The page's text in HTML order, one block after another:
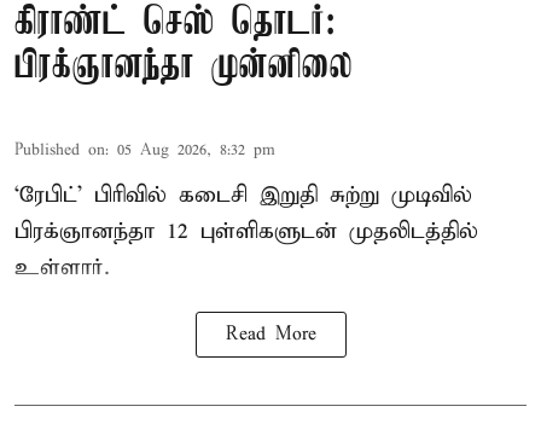
கிராண்ட் செஸ் தொடர்:
பிரக்ஞானந்தா முன்னிலை
Published on: 05 Aug 2026, 8:32 pm
‘ரேபிட்’ பிரிவில் கடைசி இறுதி சுற்று முடிவில்
பிரக்ஞானந்தா 12 புள்ளிகளுடன் முதலிடத்தில்
உள்ளார்.
Read More